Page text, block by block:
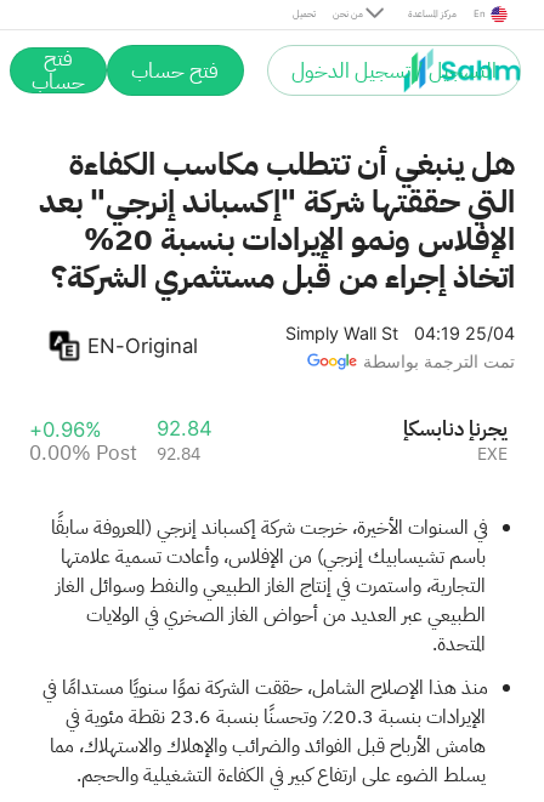
تحميل من نحن مركز المساعدة En
التسجيل / تسجيل الدخول فتح حساب فتح
حساب
هل ينبغي أن تتطلب مكاسب الكفاءة
التي حققتها شركة "إكسباند إنرجي" بعد
الإفلاس ونمو الإيرادات بنسبة 20%
اتخاذ إجراء من قبل مستثمري الشركة؟
Simply Wall St
04:19 25/04
تمت الترجمة بواسطة
EN-Original
إكسباند إنرجي
EXE
92.84
92.84
+0.96%
0.00% Post
في السنوات الأخيرة، خرجت شركة إكسباند إنرجي (المعروفة سابقًا
باسم تشيسابيك إنرجي) من الإفلاس، وأعادت تسمية علامتها
التجارية، واستمرت في إنتاج الغاز الطبيعي والنفط وسوائل الغاز
الطبيعي عبر العديد من أحواض الغاز الصخري في الولايات
المتحدة.
منذ هذا الإصلاح الشامل، حققت الشركة نموًا سنويًا مستدامًا في
الإيرادات بنسبة 20.3٪ وتحسنًا بنسبة 23.6 نقطة مئوية في
هامش الأرباح قبل الفوائد والضرائب والإهلاك والاستهلاك، مما
يسلط الضوء على ارتفاع كبير في الكفاءة التشغيلية والحجم.